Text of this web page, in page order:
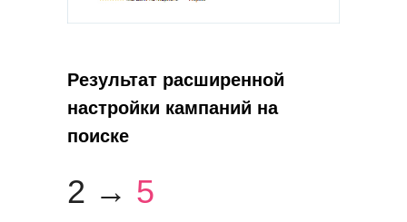
2 → 5
Результат расширенной
настройки кампаний на
поиске